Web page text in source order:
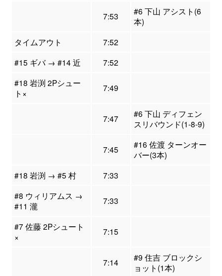
7:53
#6 下山 アシスト(6
本)
タイムアウト
7:52
#15 ギバ → #14 近
7:52
#18 岩渕 2Pシュー
ト×
7:49
7:47
#6 下山 ディフェン
スリバウンド(1-8-9)
7:45
#16 佐渡 ターンオー
バー(3本)
#18 岩渕 → #5 村
7:33
#8 ウィリアムス →
#11 瀧
7:33
#7 佐藤 2Pシュート
×
7:15
7:14
#9 住吉 ブロックシ
ョット(1本)